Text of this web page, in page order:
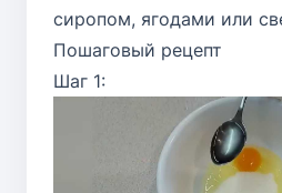
сиропом, ягодами или
Пошаговый рецепт
Шаг 1: